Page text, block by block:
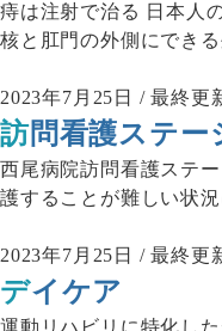
痔は注射で治る 日本人
核と肛門の外側にでき
2023年7月25日 / 最終更
訪問看護ステ
西尾病院訪問看護ステ
護することが難しい状
2023年7月25日 / 最終更
デイケア
運動リハビリに特化し